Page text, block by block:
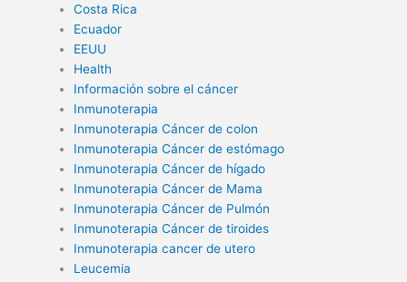
Costa Rica
Ecuador
EEUU
Health
Información sobre el cáncer
Inmunoterapia
Inmunoterapia Cáncer de colon
Inmunoterapia Cáncer de estómago
Inmunoterapia Cáncer de hígado
Inmunoterapia Cáncer de Mama
Inmunoterapia Cáncer de Pulmón
Inmunoterapia Cáncer de tiroides
Inmunoterapia cancer de utero
Leucemia